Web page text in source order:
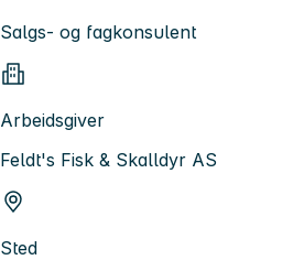
Salgs- og fagkonsulent
Arbeidsgiver
Feldt's Fisk & Skalldyr AS
Sted